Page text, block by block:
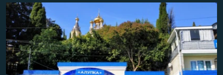
ВІДЕОУРОКИ «ELIFBE»
СВІДЧЕННЯ ОКУПАЦІЇ
УКРАЇНСЬКА ПРОБЛЕМА КРИМУ
ІНФОГРАФІКА
Русский
Qırımtatar
ДОЛУЧАЙСЯ!